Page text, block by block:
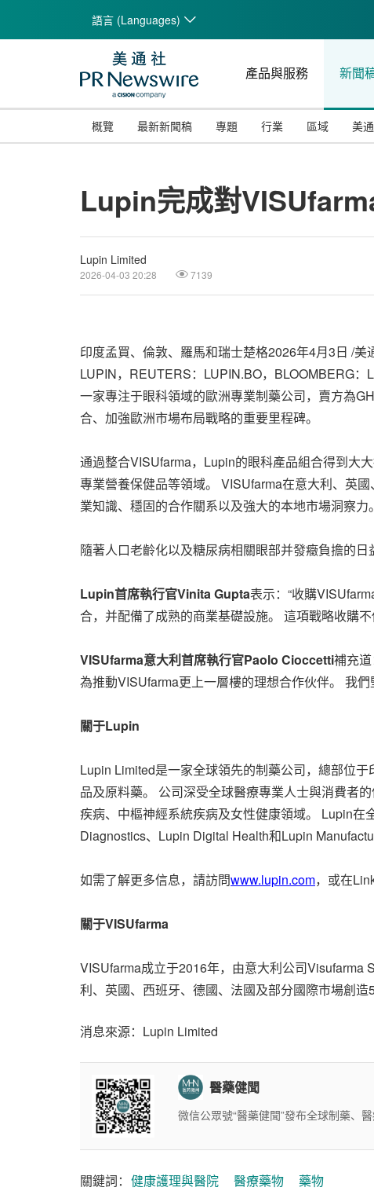
語言 (Languages)
產品與服務 新聞
概覽 最新新聞稿 專題 行業 區域 美
Lupin完成對
Lupin Limited
2026-04-03 20:28 7139
印度孟買、倫敦、羅馬和瑞士楚格2026年4月3日 /美
LUPIN，REUTERS：LUPIN.BO，BLOOMBERG
一家專注于眼科領域的歐洲專業制藥公司，賣方為
合、加強歐洲市場布局戰略的重要里程碑。
通過整合VISUfarma，Lupin的眼科產品組合得到大
專業營養保健品等領域。 VISUfarma在意大利、英
業知識、穩固的合作關系以及強大的本地市場洞察力。
隨著人口老齡化以及糖尿病相關眼部并發癥負擔的
Lupin首席執行官Vinita Gupta表示：“收購
合，并配備了成熟的商業基礎設施。 這項戰略收購
VISUfarma意大利首席執行官Paolo Cioccetti補充
為推動VISUfarma更上一層樓的理想合作伙伴。 我
關于Lupin
Lupin Limited是一家全球領先的制藥公司，總部位
品及原料藥。 公司深受全球醫療專業人士與消費者
疾病、中樞神經系統疾病及女性健康領域。 Lupin
Diagnostics、Lupin Digital Health和Lupin
如需了解更多信息，請訪問www.lupin.com，或在
關于VISUfarma
VISUfarma成立于2016年，由意大利公司Visufarma
利、英國、西班牙、德國、法國及部分國際市場創
消息來源：Lupin Limited
醫藥健聞
微信公眾號“醫藥健聞”發布全球制藥、
關鍵詞： 健康護理與醫院 醫療藥物 藥物